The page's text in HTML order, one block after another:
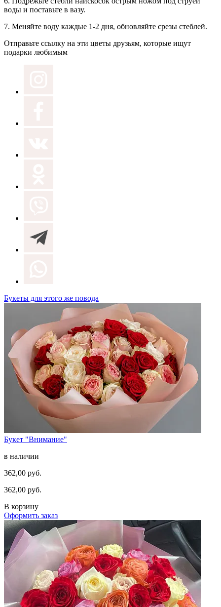
воды и поставьте в вазу.
7. Меняйте воду каждые 1-2 дня, обновляйте срезы стеблей.
Отправьте ссылку на эти цветы друзьям, которые ищут
подарки любимым
Букеты для этого же повода
Букет "Внимание"
в наличии
362,00 руб.
362,00 руб.
В корзину
Оформить заказ